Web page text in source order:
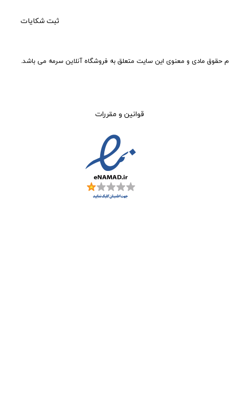
حقوق مادی و معنوی این سایت متعلق به فروشگاه آنلاین سرمه می باشد.
ثبت شکایات
قوانین و مقررات